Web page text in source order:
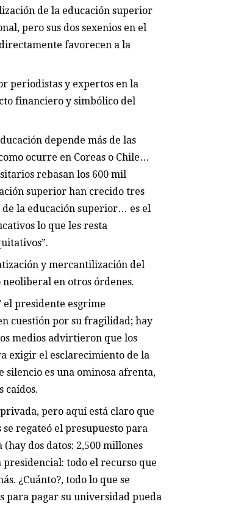
de la educación superior
pero sus dos sexenios en el
favorecen a la
periodistas y expertos en la
financiero y simbólico del
depende más de las
ocurre en Coreas o Chile…
rebasan los 600 mil
superior han crecido tres
la educación superior… es el
lo que les resta
y mercantilización del
neoliberal en otros órdenes.
el presidente esgrime
cuestión por su fragilidad; hay
medios advirtieron que los
exigir el esclarecimiento de la
silencio es una ominosa afrenta,
caídos.
pero aquí está claro que
regateó el presupuesto para
dos datos: 2,500 millones
todo el recurso que
¿Cuánto?, todo lo que se
para pagar su universidad pueda